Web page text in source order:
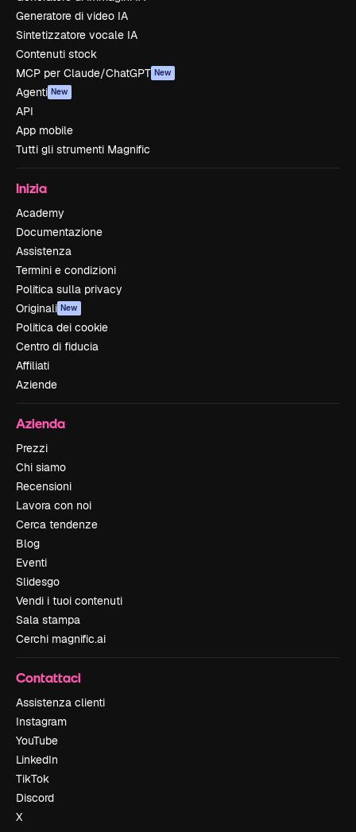
Generatore di video IA
Sintetizzatore vocale IA
Contenuti stock
MCP per Claude/ChatGPT New
Agenti New
API
App mobile
Tutti gli strumenti Magnific
Inizia
Academy
Documentazione
Assistenza
Termini e condizioni
Politica sulla privacy
Originali New
Politica dei cookie
Centro di fiducia
Affiliati
Aziende
Azienda
Prezzi
Chi siamo
Recensioni
Lavora con noi
Cerca tendenze
Blog
Eventi
Slidesgo
Vendi i tuoi contenuti
Sala stampa
Cerchi magnific.ai
Contattaci
Assistenza clienti
Instagram
YouTube
LinkedIn
TikTok
Discord
X